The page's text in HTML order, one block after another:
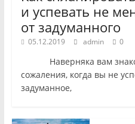
и успевать не
от задуманного
05.12.2019 admin 0
Наверняка вам
сожаления, когда вы не
задуманное,